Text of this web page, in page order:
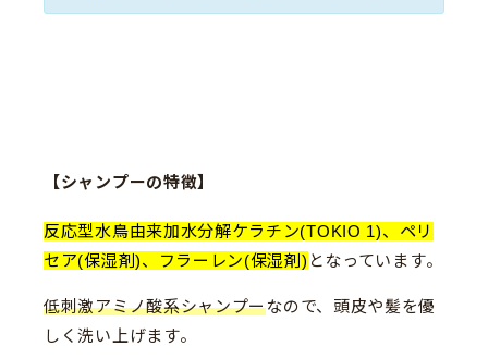
【シャンプーの特徴】
反応型水鳥由来加水分解ケラチン(TOKIO 1)、ペリ
セア(保湿剤)、フラーレン(保湿剤) となっています。
低刺激アミノ酸系シャンプーなので、頭皮や髪を優
しく洗い上げます。